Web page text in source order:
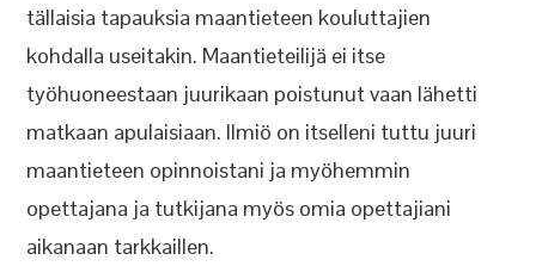
tällaisia tapauksia maantieteen kouluttajien
kohdalla useitakin. Maantieteilijä ei itse
työhuoneestaan juurikaan poistunut vaan lähetti
matkaan apulaisiaan. Ilmiö on itselleni tuttu juuri
maantieteen opinnoistani ja myöhemmin
opettajana ja tutkijana myös omia opettajiani
aikanaan tarkkaillen.